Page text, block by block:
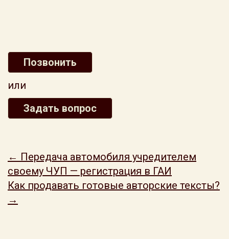
Позвонить
или
Задать вопрос
← Передача автомобиля учредителем
своему ЧУП — регистрация в ГАИ
Как продавать готовые авторские тексты?
→